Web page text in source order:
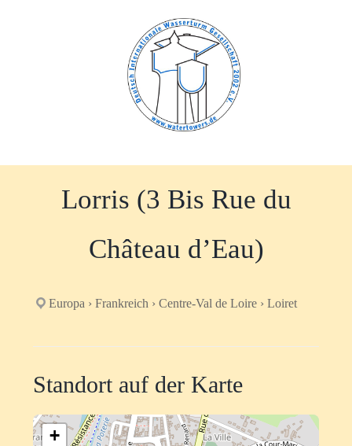
Lorris (3 Bis Rue du
Château d’Eau)
Europa › Frankreich › Centre-Val de Loire › Loiret
Standort auf der Karte
+